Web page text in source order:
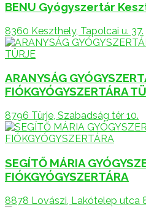
BENU Gyógyszertár
8360 Keszthely, Tapolcai u. 37.
ARANYSÁG
FIÓKGYÓGYSZERTÁRA
8796 Türje, Szabadság tér 10.
SEGÍTŐ MÁRIA
FIÓKGYÓGYSZERTÁRA
8878 Lovászi, Lakótelep utca